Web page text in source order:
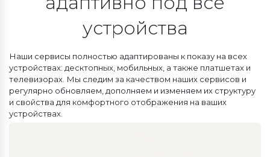
устройства
Наши сервисы полностью адаптированы к показу на всех
устройствах: десктопных, мобильных, а также платшетах и
телевизорах. Мы следим за качеством наших сервисов и
регулярно обновляем, дополняем и изменяем их структуру
и свойства для комфортного отображения на ваших
устройствах.